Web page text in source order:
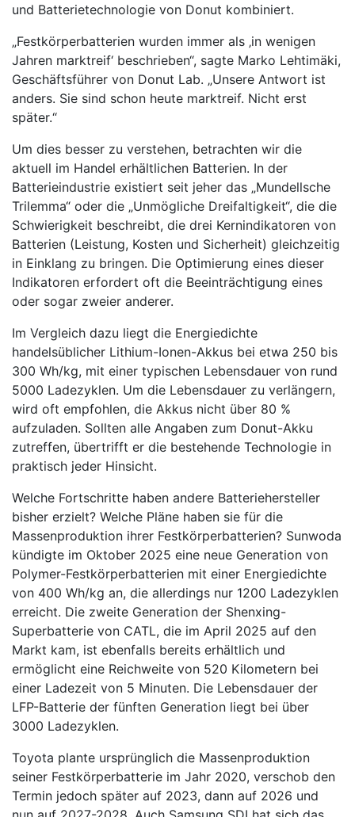
und Batterietechnologie von Donut kombiniert.
„Festkörperbatterien wurden immer als ‚in wenigen
Jahren marktreif‘ beschrieben“, sagte Marko Lehtimäki,
Geschäftsführer von Donut Lab. „Unsere Antwort ist
anders. Sie sind schon heute marktreif. Nicht erst
später.“
Um dies besser zu verstehen, betrachten wir die
aktuell im Handel erhältlichen Batterien. In der
Batterieindustrie existiert seit jeher das „Mundellsche
Trilemma“ oder die „Unmögliche Dreifaltigkeit“, die die
Schwierigkeit beschreibt, die drei Kernindikatoren von
Batterien (Leistung, Kosten und Sicherheit) gleichzeitig
in Einklang zu bringen. Die Optimierung eines dieser
Indikatoren erfordert oft die Beeinträchtigung eines
oder sogar zweier anderer.
Im Vergleich dazu liegt die Energiedichte
handelsüblicher Lithium-Ionen-Akkus bei etwa 250 bis
300 Wh/kg, mit einer typischen Lebensdauer von rund
5000 Ladezyklen. Um die Lebensdauer zu verlängern,
wird oft empfohlen, die Akkus nicht über 80 %
aufzuladen. Sollten alle Angaben zum Donut-Akku
zutreffen, übertrifft er die bestehende Technologie in
praktisch jeder Hinsicht.
Welche Fortschritte haben andere Batteriehersteller
bisher erzielt? Welche Pläne haben sie für die
Massenproduktion ihrer Festkörperbatterien? Sunwoda
kündigte im Oktober 2025 eine neue Generation von
Polymer-Festkörperbatterien mit einer Energiedichte
von 400 Wh/kg an, die allerdings nur 1200 Ladezyklen
erreicht. Die zweite Generation der Shenxing-
Superbatterie von CATL, die im April 2025 auf den
Markt kam, ist ebenfalls bereits erhältlich und
ermöglicht eine Reichweite von 520 Kilometern bei
einer Ladezeit von 5 Minuten. Die Lebensdauer der
LFP-Batterie der fünften Generation liegt bei über
3000 Ladezyklen.
Toyota plante ursprünglich die Massenproduktion
seiner Festkörperbatterie im Jahr 2020, verschob den
Termin jedoch später auf 2023, dann auf 2026 und